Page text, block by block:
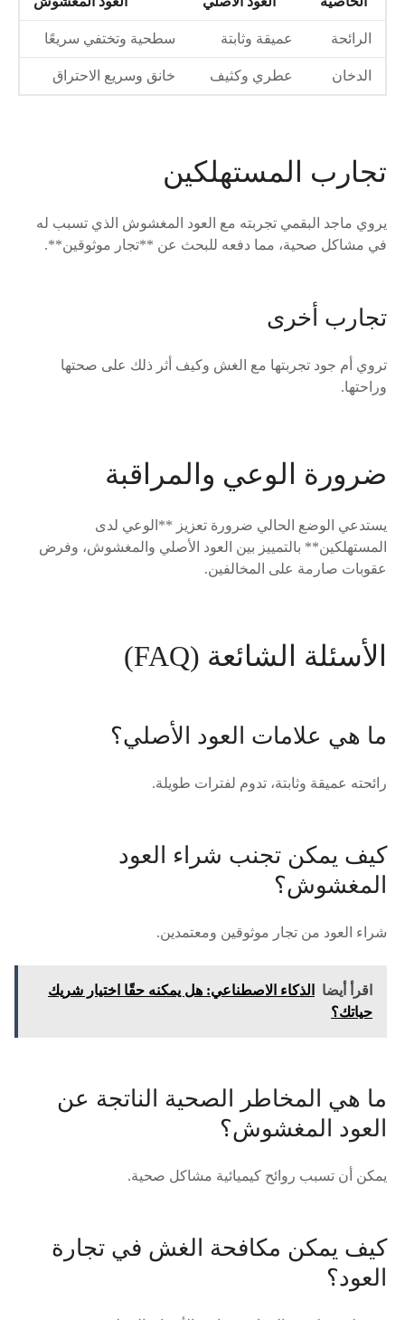
الرائحة عميقة وثابتة سطحية وتختفي سريعًا
الدخان عطري وكثيف خانق وسريع الاحتراق
تجارب المستهلكين
يروي ماجد البقمي تجربته مع العود المغشوش الذي تسبب له
في مشاكل صحية، مما دفعه للبحث عن **تجار موثوقين**.
تجارب أخرى
تروي أم جود تجربتها مع الغش وكيف أثر ذلك على صحتها
وراحتها.
ضرورة الوعي والمراقبة
يستدعي الوضع الحالي ضرورة تعزيز **الوعي لدى
المستهلكين** بالتمييز بين العود الأصلي والمغشوش، وفرض
عقوبات صارمة على المخالفين.
الأسئلة الشائعة (FAQ)
ما هي علامات العود الأصلي؟
رائحته عميقة وثابتة، تدوم لفترات طويلة.
كيف يمكن تجنب شراء العود
المغشوش؟
شراء العود من تجار موثوقين ومعتمدين.
اقرأ أيضا
الذكاء الاصطناعي: هل يمكنه حقًا اختيار شريك
حياتك؟
ما هي المخاطر الصحية الناتجة عن
العود المغشوش؟
يمكن أن تسبب روائح كيميائية مشاكل صحية.
كيف يمكن مكافحة الغش في تجارة
العود؟